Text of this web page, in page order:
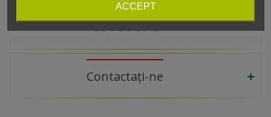
ACCEPT
GET SOCIAL
Contactați-ne